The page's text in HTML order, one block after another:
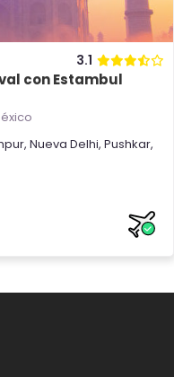
3.1
con Estambul
, Nueva Delhi, Pushkar,